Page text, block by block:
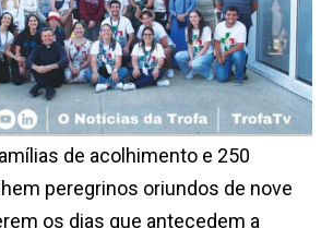
de acolhimento e 250
peregrinos oriundos de nove
os dias que antecedem a